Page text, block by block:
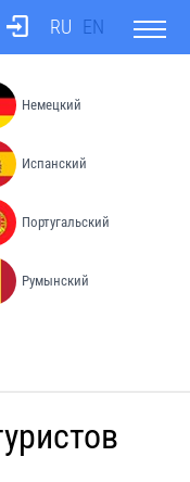
RU EN
Немецкий
Испанский
Португальский
Румынский